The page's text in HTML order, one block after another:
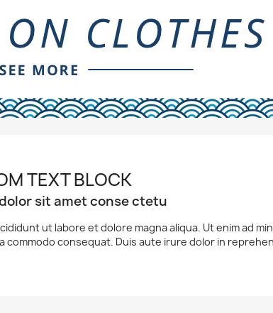
TEXT BLOCK
sit amet conse ctetu
ut labore et dolore magna aliqua. Ut enim ad
commodo consequat. Duis aute irure dolor in